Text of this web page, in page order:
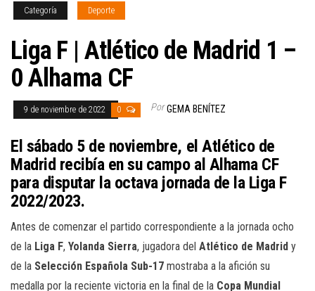
Categoría Deporte
Liga F | Atlético de Madrid 1 –
0 Alhama CF
9 de noviembre de 2022 0 Por GEMA BENÍTEZ
El sábado 5 de noviembre, el Atlético de
Madrid recibía en su campo al Alhama CF
para disputar la octava jornada de la Liga F
2022/2023.
Antes de comenzar el partido correspondiente a la jornada ocho
de la Liga F, Yolanda Sierra, jugadora del Atlético de Madrid y
de la Selección Española Sub-17 mostraba a la afición su
medalla por la reciente victoria en la final de la Copa Mundial